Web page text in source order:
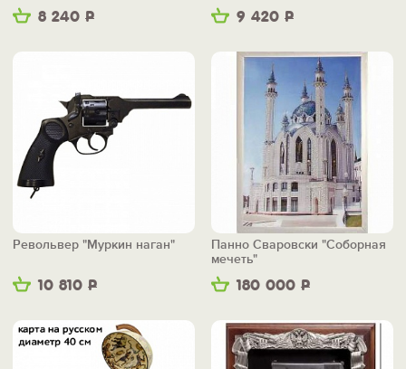
8 240 Р 9 420 Р
10 810 Р
Револьвер "Муркин наган"
180 000 Р
Панно Сваровски "Соборная
мечеть"